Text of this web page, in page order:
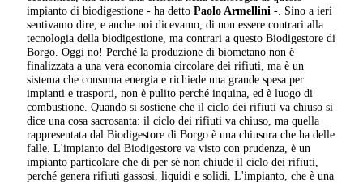
impianto di biodigestione - ha dettoPaolo Armellini -. Sino a ieri
sentivamo dire, e anche noi dicevamo, di non essere contrari alla
tecnologia della biodigestione, ma contrari a questo Biodigestore di
Borgo. Oggi no! Perché la produzione di biometano non è
finalizzata a una vera economia circolare dei rifiuti, ma è un
sistema che consuma energia e richiede una grande spesa per
impianti e trasporti, non è pulito perché inquina, ed è luogo di
combustione. Quando si sostiene che il ciclo dei rifiuti va chiuso si
dice una cosa sacrosanta: il ciclo dei rifiuti va chiuso, ma quella
rappresentata dal Biodigestore di Borgo è una chiusura che ha delle
falle. L'impianto del Biodigestore va visto con prudenza, è un
impianto particolare che di per sè non chiude il ciclo dei rifiuti,
perché genera rifiuti gassosi, liquidi e solidi. L'impianto, che è una